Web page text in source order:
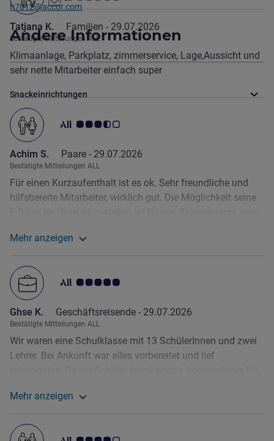
h7012@accor.com
Andere Informationen
Informationen zu Wein und anderen Getränken
Snackeinrichtungen
Tatjana K. Familien - 29.07.2026
Bestätigte Mitteilungen ALL
Klimaanlage, Parkplatz, zimmerservice, Lage,Aussicht und
sehr nette Mitarbeiter einfach super
Note Kundenmeinungen 3.5/5
Achim S. Paare - 29.07.2026
Bestätigte Mitteilungen ALL
Für einen Kurzaufenthalt ist es ok. Sehr freundliche und
hilfsbereite Mitarbeiter, wirklich gut. Die Möglichkeit seine
aufzuweisen. Diese wurden nach Meldung versucht
Angebot für ein anderes Zimmer gewünscht…. Frühstück
ist ok aber für 15€ zu teuer.
Mehr anzeigen
Note Kundenmeinungen 5.0/5
Ghse K. Geschäftsreisende - 29.07.2026
Bestätigte Mitteilungen ALL
Wir waren eine Schulklasse mit 13 SchülerInnen und zwei
Lehrer. Bei Ankunft war alles vorbereitet und lief
Geste.
Mehr anzeigen